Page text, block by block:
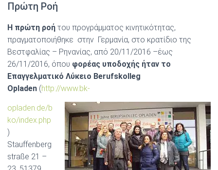
Πρώτη Ροή
Η πρώτη ροή του προγράμματος κινητικότητας,
πραγματοποιήθηκε στην Γερμανία, στο κρατίδιο της
Βεστφαλίας – Ρηνανίας, από 20/11/2016 –έως
26/11/2016, όπου φορέας υποδοχής ήταν το
Επαγγελματικό Λύκειο Βerufskolleg
Opladen (http://www.bk-
opladen.de/b
ko/index.php
)
Stauffenberg
straße 21 –